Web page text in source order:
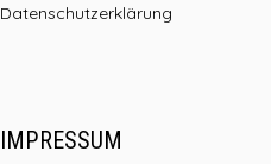
Datenschutzerklärung
IMPRESSUM